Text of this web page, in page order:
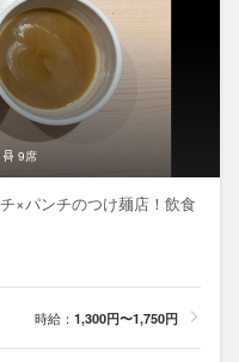
9席
×パンチのつけ麺店！飲食
時給： 1,300円〜1,750円